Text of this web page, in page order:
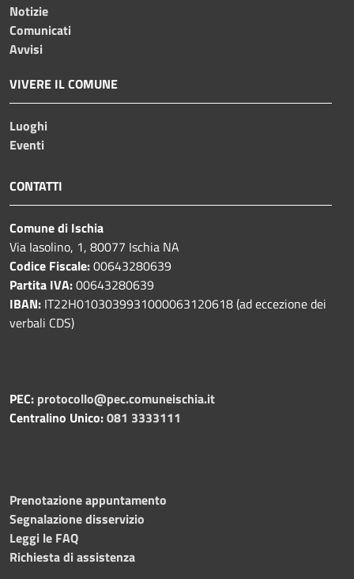
Notizie
Comunicati
Avvisi
VIVERE IL COMUNE
Luoghi
Eventi
CONTATTI
Comune di Ischia
Via Iasolino, 1, 80077 Ischia NA
Codice Fiscale:00643280639
Partita IVA:00643280639
IBAN: IT22H0103039931000063120618 (ad eccezione dei
verbali CDS)
PEC: protocollo@pec.comuneischia.it
Centralino Unico:081 3333111
Prenotazione appuntamento
Segnalazione disservizio
Leggi le FAQ
Richiesta di assistenza